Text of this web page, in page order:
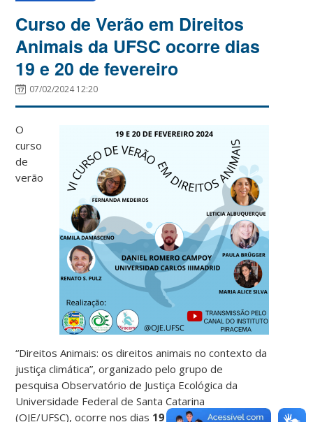
Curso de Verão em Direitos
Animais da UFSC ocorre dias
19 e 20 de fevereiro
07/02/2024 12:20
O
curso
de
verão
“Direitos Animais: os direitos animais no contexto da
justiça climática”, organizado pelo grupo de
pesquisa Observatório de Justiça Ecológica da
Universidade Federal de Santa Catarina
(OJE/UFSC),ocorre nos dias 19 e20 de fevereiro,